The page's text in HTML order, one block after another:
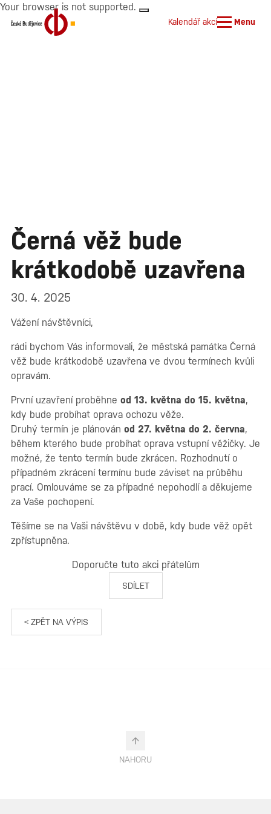
Your browser is not supported.
Kalendář akcí Menu
Černá věž bude
krátkodobě uzavřena
30. 4. 2025
Vážení návštěvníci,
rádi bychom Vás informovali, že městská památka Černá
věž bude krátkodobě uzavřena ve dvou termínech kvůli
opravám.
První uzavření proběhne od 13. května do 15. května,
kdy bude probíhat oprava ochozu věže.
Druhý termín je plánován od 27. května do 2. června,
během kterého bude probíhat oprava vstupní věžičky. Je
možné, že tento termín bude zkrácen. Rozhodnutí o
případném zkrácení termínu bude záviset na průběhu
prací. Omlouváme se za případné nepohodlí a děkujeme
za Vaše pochopení.
Těšíme se na Vaši návštěvu v době, kdy bude věž opět
zpřístupněna.
Doporučte tuto akci přátelům
SDÍLET
< ZPĚT NA VÝPIS
NAHORU